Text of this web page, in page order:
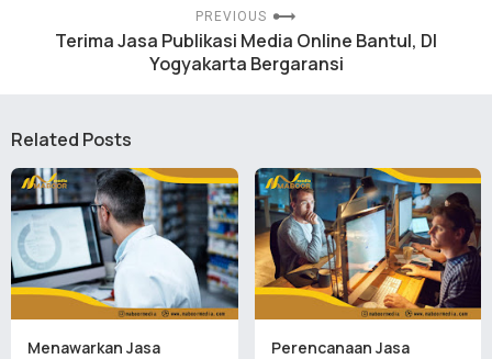
PREVIOUS
Terima Jasa Publikasi Media Online Bantul, DI
Yogyakarta Bergaransi
Related Posts
Menawarkan Jasa Perencanaan Jasa